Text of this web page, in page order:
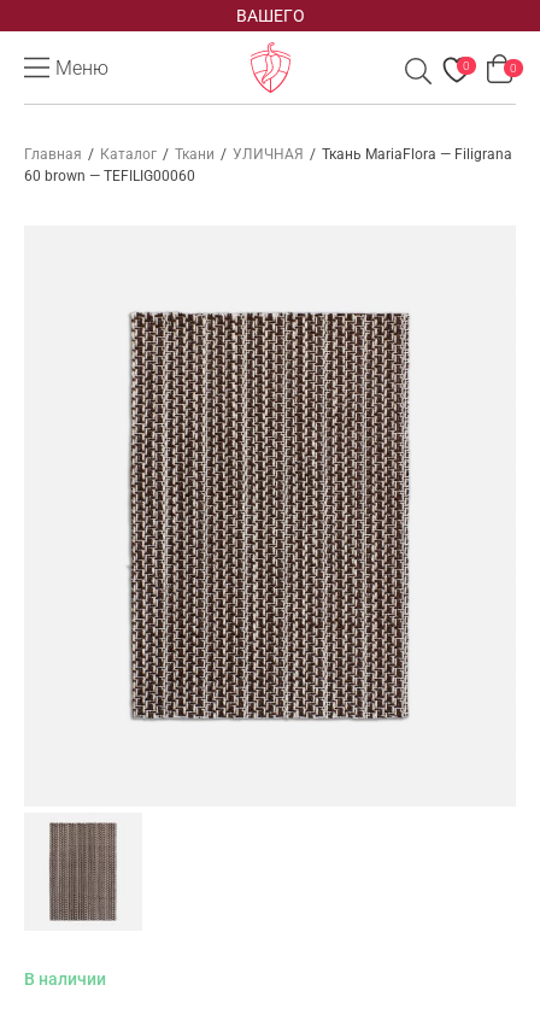
ВАШЕГО
Меню 0 0
Главная / Каталог / Ткани / УЛИЧНАЯ / Ткань MariaFlora — Filigrana
60 brown — TEFILIG00060
В наличии